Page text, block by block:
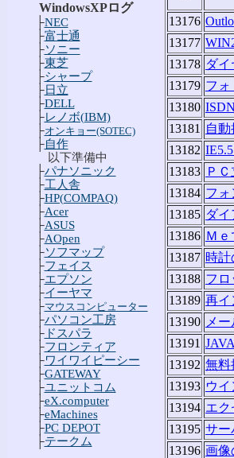
WindowsXPログ
├NEC
├富士通
├ソニー
├東芝
├シャープ
├日立
├DELL
├レノボ(IBM)
├オンキョー(SOTEC)
├自作
以下準備中
├パナソニック
├工人舎
├HP(COMPAQ)
├Acer
├ASUS
├AOpen
├ソフマップ
├フェイス
├エプソン
├イーヤマ
├マウスコンピューター
├パソコン工房
├ドスパラ
├フロンティア
├ワイワイピーシー
├GATEWAY
├ユニットコム
├eX.computer
├eMachines
├PC DEPOT
├テークム
13176
13177
13178 ダ
13179 フ
13180
13181
自
13182
13183 Ｐ
13184 フ
13185 ダ
13186 Ｍ
13187 時計
13188 フ
13189 再イ
13190 メ
13191
13192 無料
13193 ウ
13194 エ
13195 サー
13196 画像